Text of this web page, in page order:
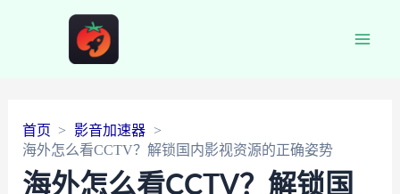
首页
影音加速器
海外怎么看CCTV？解锁国内影视资源的正确姿势
海外怎么看CCTV？解锁国